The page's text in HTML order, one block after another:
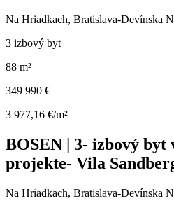
Na Hriadkach, Bratislava-Devínska
3 izbový byt
88 m²
349 990 €
3 977,16 €/m²
BOSEN | 3- izbový byt
projekte- Vila
Na Hriadkach, Bratislava-Devínska